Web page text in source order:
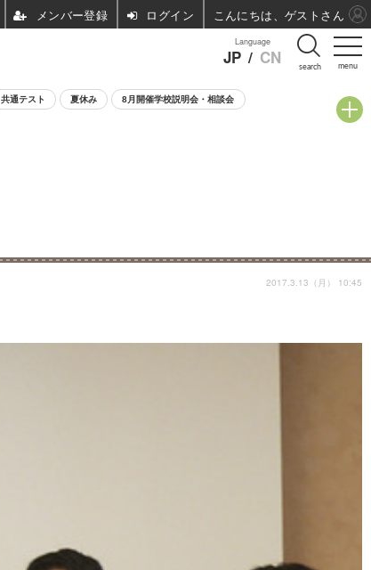
menu
Language
JP / CN search
共通テスト 夏休み 8月開催学校説明会・相談会
2017.3.13（月） 10:45
ログイン こんにちは、ゲストさん